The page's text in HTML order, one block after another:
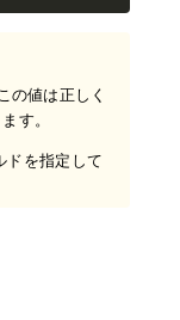
の値は正しく
す。
ドを指定して